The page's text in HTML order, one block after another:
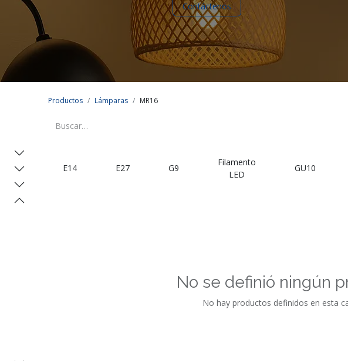
Contáctenos
Productos Lámparas MR16
E14 E27 G9
Filamento
LED
GU10
No se definió ningún
No hay productos definidos en esta